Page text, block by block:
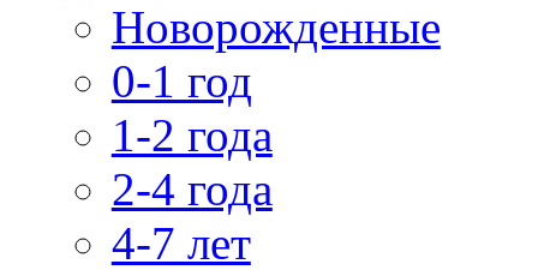
Новорожденные
0-1 год
1-2 года
2-4 года
4-7 лет